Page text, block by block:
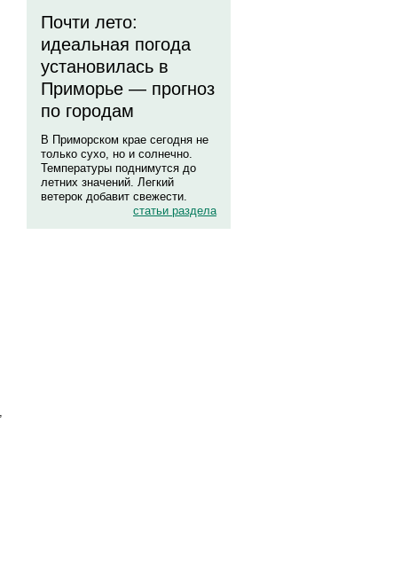
Почти лето:
идеальная погода
установилась в
Приморье — прогноз
по городам
В Приморском крае сегодня не
только сухо, но и солнечно.
Температуры поднимутся до
летних значений. Легкий
ветерок добавит свежести.
статьи раздела